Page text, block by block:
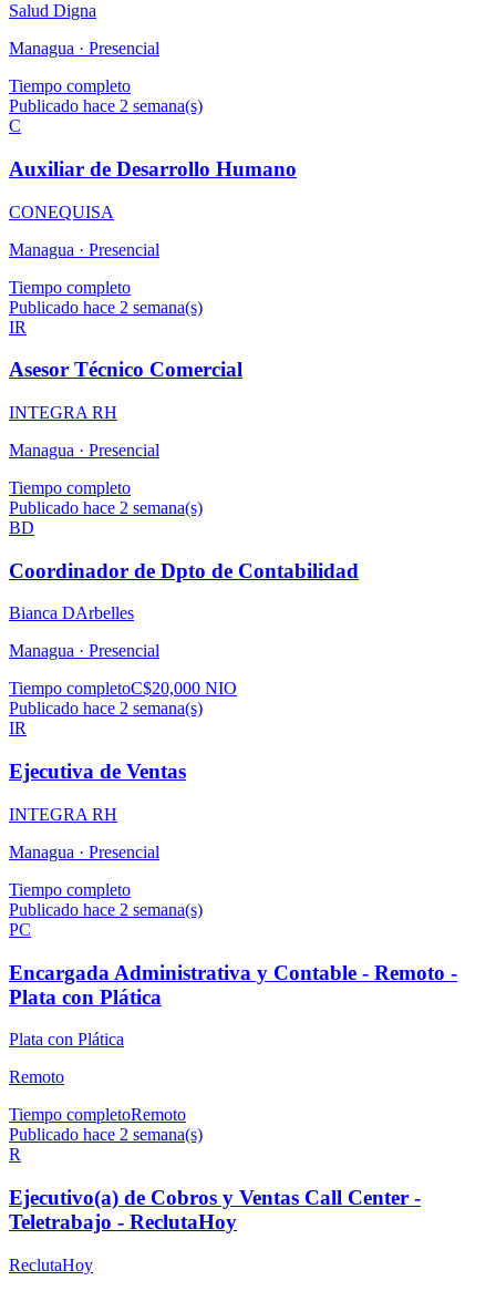
Salud Digna
Managua · Presencial
Tiempo completo
Publicado hace 2 semana(s)
C
Auxiliar de Desarrollo Humano
CONEQUISA
Managua · Presencial
Tiempo completo
Publicado hace 2 semana(s)
IR
Asesor Técnico Comercial
INTEGRA RH
Managua · Presencial
Tiempo completo
Publicado hace 2 semana(s)
BD
Coordinador de Dpto de Contabilidad
Bianca DArbelles
Managua · Presencial
Tiempo completoC$20,000 NIO
Publicado hace 2 semana(s)
IR
Ejecutiva de Ventas
INTEGRA RH
Managua · Presencial
Tiempo completo
Publicado hace 2 semana(s)
PC
Encargada Administrativa y Contable - Remoto -
Plata con Plática
Plata con Plática
Remoto
Tiempo completoRemoto
Publicado hace 2 semana(s)
R
Ejecutivo(a) de Cobros y Ventas Call Center -
Teletrabajo - ReclutaHoy
ReclutaHoy